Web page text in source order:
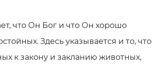
что Он Бог и что Он хорошо
Здесь указывается и то, что
к закону и закланию животных,